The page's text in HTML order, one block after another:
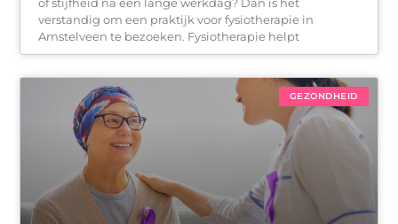
of stijfheid na een lange werkdag? Dan is het
verstandig om een praktijk voor fysiotherapie in
Amstelveen te bezoeken. Fysiotherapie helpt
GEZONDHEID